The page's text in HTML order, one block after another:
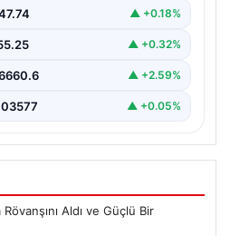
çaplı bir operasyon
▲ +0.18%
▲ +0.32%
▲ +2.59%
▲ +0.05%
Aldı ve Güçlü Bir